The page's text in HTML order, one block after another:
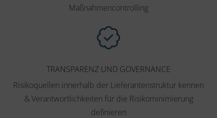
Maßnahmencontrolling
TRANSPARENZ UND GOVERNANCE
Risikoquellen innerhalb der Lieferantenstruktur kennen
& Verantwortlichkeiten für die Risikominimierung
definieren